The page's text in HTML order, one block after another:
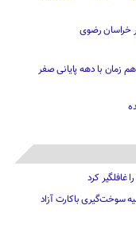
غافلگیر کرد
سوخت‌گیری باکارت آزاد